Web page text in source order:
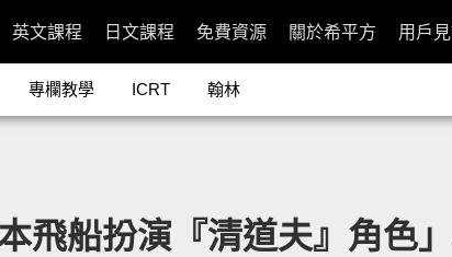
英文課程 日文課程 免費資源 關於希平方 用戶
專欄教學 ICRT 翰林
本飛船扮演『清道夫』角